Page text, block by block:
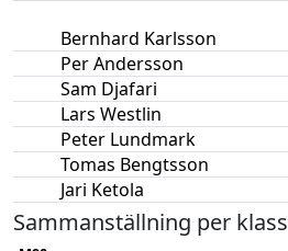
Bernhard Karlsson
Per Andersson
Sam Djafari
Lars Westlin
Peter Lundmark
Tomas Bengtsson
Jari Ketola
Sammanställning per klass